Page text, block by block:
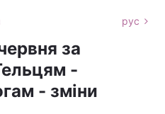
рус
за
-
- зміни